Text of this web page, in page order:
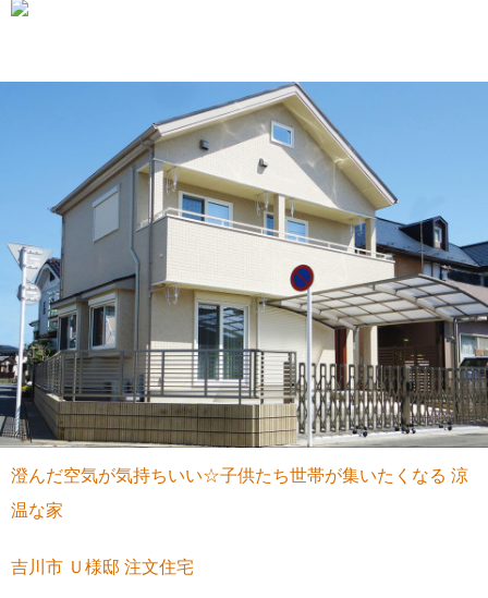
澄んだ空気が気持ちいい☆子供たち世帯が集いたくなる 涼
温な家
吉川市 Ｕ様邸 注文住宅